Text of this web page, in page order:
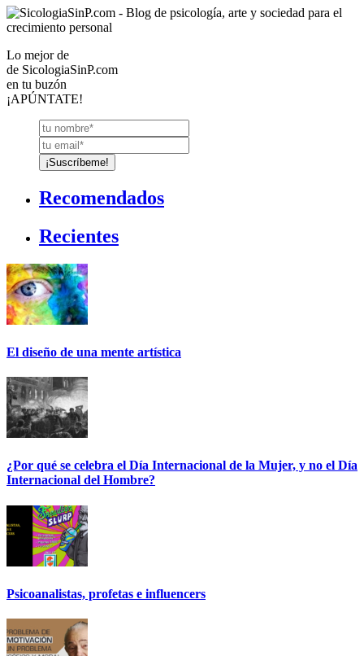
Lo mejor de
de SicologiaSinP.com
en tu buzón
¡APÚNTATE!
Recomendados
Recientes
El diseño de una mente artística
¿Por qué se celebra el Día Internacional de la Mujer, y no el Día
Internacional del Hombre?
Psicoanalistas, profetas e influencers